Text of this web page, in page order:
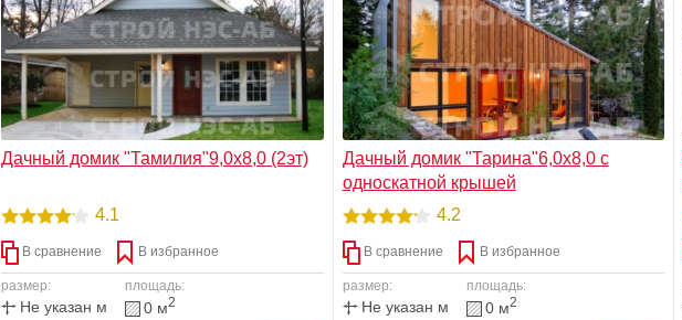
Дачный домик "Тамилия"9,0х8,0 (2эт)
4.1
В сравнение В избранное
размер:
Не указан м
площадь:
0 м2
Дачный домик "Тарина"6,0х8,0 с
односкатной крышей
4.2
В сравнение В избранное
размер:
Не указан м
площадь:
0 м2